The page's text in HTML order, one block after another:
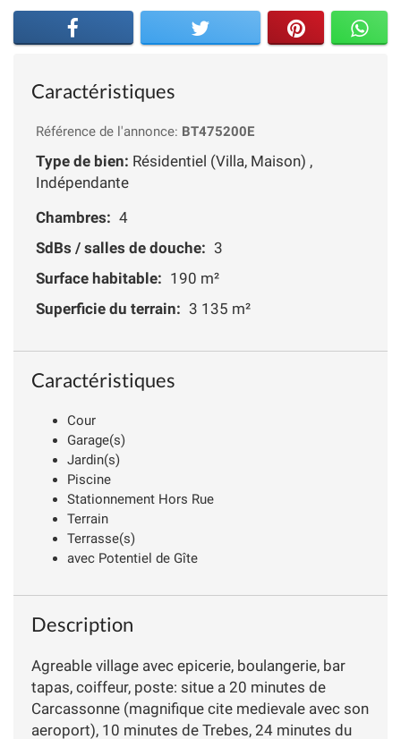
Caractéristiques
Référence de l'annonce: BT475200E
Type de bien: Résidentiel (Villa, Maison) ,
Indépendante
Chambres: 4
SdBs / salles de douche: 3
Surface habitable: 190 m²
Superficie du terrain: 3 135 m²
Caractéristiques
Cour
Garage(s)
Jardin(s)
Piscine
Stationnement Hors Rue
Terrain
Terrasse(s)
avec Potentiel de Gîte
Description
Agreable village avec epicerie, boulangerie, bar
tapas, coiffeur, poste: situe a 20 minutes de
Carcassonne (magnifique cite medievale avec son
aeroport), 10 minutes de Trebes, 24 minutes du